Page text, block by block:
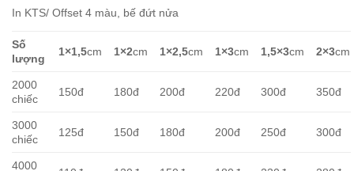
In KTS/ Offset 4 màu, bế đứt nửa
Số
lượng
1×1,5cm 1×2cm 1×2,5cm 1×3cm 1,5×3cm 2×3cm
2000
chiếc
150đ 180đ 200đ 220đ 300đ 350đ
3000
chiếc
125đ 150đ 180đ 200đ 250đ 300đ
4000